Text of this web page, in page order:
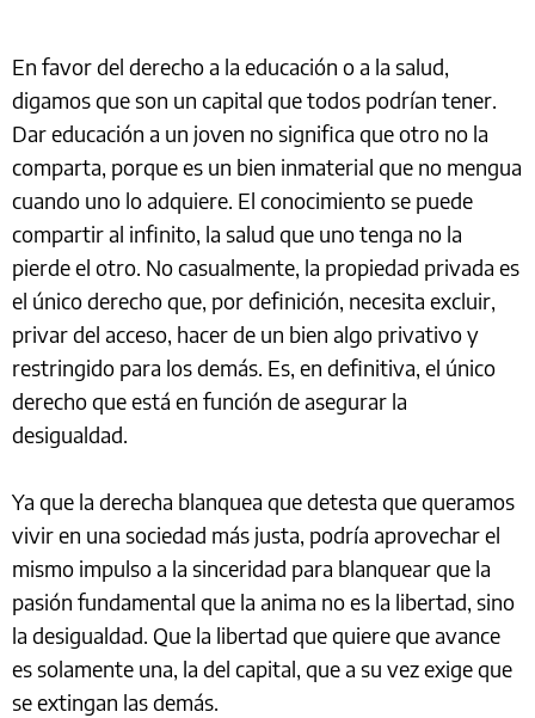
En favor del derecho a la educación o a la salud,
digamos que son un capital que todos podrían tener.
Dar educación a un joven no significa que otro no la
comparta, porque es un bien inmaterial que no mengua
cuando uno lo adquiere. El conocimiento se puede
compartir al infinito, la salud que uno tenga no la
pierde el otro. No casualmente, la propiedad privada es
el único derecho que, por definición, necesita excluir,
privar del acceso, hacer de un bien algo privativo y
restringido para los demás. Es, en definitiva, el único
derecho que está en función de asegurar la
desigualdad.
Ya que la derecha blanquea que detesta que queramos
vivir en una sociedad más justa, podría aprovechar el
mismo impulso a la sinceridad para blanquear que la
pasión fundamental que la anima no es la libertad, sino
la desigualdad. Que la libertad que quiere que avance
es solamente una, la del capital, que a su vez exige que
se extingan las demás.